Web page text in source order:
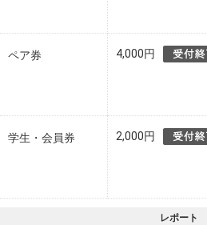
ペア券 4,000円
学生・会員券 2,000円
レポート